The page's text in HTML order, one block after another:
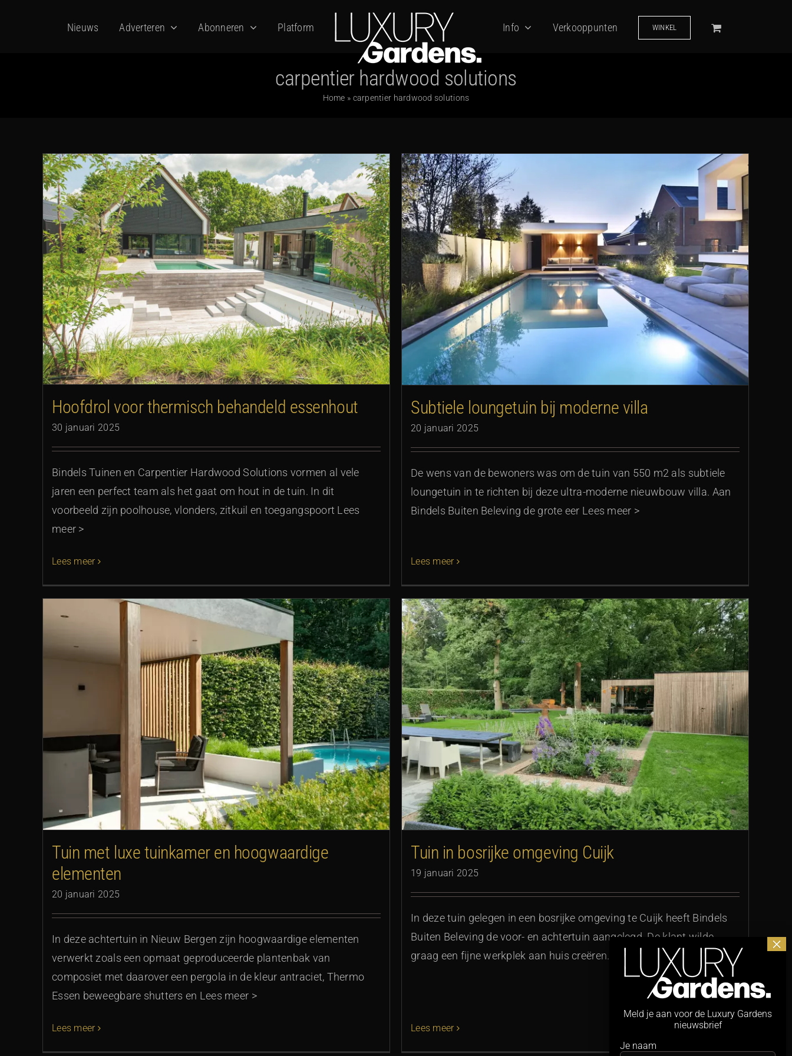
Nieuws Adverteren Abonneren Platform Info Verkooppunten WINKEL
carpentier hardwood solutions
Home » carpentier hardwood solutions
Hoofdrol voor thermisch behandeld essenhout
30 januari 2025
Bindels Tuinen en Carpentier Hardwood Solutions vormen al vele
jaren een perfect team als het gaat om hout in de tuin. In dit
voorbeeld zijn poolhouse, vlonders, zitkuil en toegangspoort Lees
meer >
Lees meer
Subtiele loungetuin bij moderne villa
Subtiele loungetuin bij moderne villa
20 januari 2025
De wens van de bewoners was om de tuin van 550 m2 als subtiele
loungetuin in te richten bij deze ultra-moderne nieuwbouw villa. Aan
Bindels Buiten Beleving de grote eer Lees meer >
Lees meer
Tuin met luxe tuinkamer en hoogwaardige
elementen
20 januari 2025
In deze achtertuin in Nieuw Bergen zijn hoogwaardige elementen
verwerkt zoals een opmaat geproduceerde plantenbak van
composiet met daarover een pergola in de kleur antraciet, Thermo
Essen beweegbare shutters en Lees meer >
Lees meer
Tuin in bosrijke omgeving Cuijk
Tuin in bosrijke omgeving Cuijk
19 januari 2025
In deze tuin gelegen in een bosrijke omgeving te Cuijk heeft Bindels
Buiten Beleving de voor- en achtertuin aangelegd. De klant wilde
graag een fijne werkplek aan huis creëren. We Lees meer >
Lees meer
Meld je aan voor de Luxury Gardens
nieuwsbrief
Je naam